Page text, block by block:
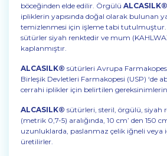
böceğinden elde edilir. Örgülü ALCASILK®
ipliklerin yapısında doğal olarak bulunan
temizlenmesi için işleme tabi tutulmuştur.
sütürler siyah renktedir ve mum
kaplanmıştır.
ALCASILK® sütürleri Avrupa
Birleşik Devletleri Farmakopesi (USP) ‘de
cerrahi iplikler için belirtilen
ALCASILK® sütürleri, steril, örgülü, siyah
(metrik 0,7-5) aralığında, 10 cm’ den 150
uzunluklarda, paslanmaz çelik iğneli veya
üretilirler.